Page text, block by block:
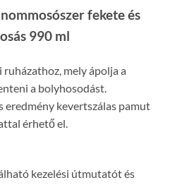
fekete és
990 ml
mely ápolja a
a bolyhosodást.
eredmény kevertszálas pamut
érhető el.
kezelési útmutatót és